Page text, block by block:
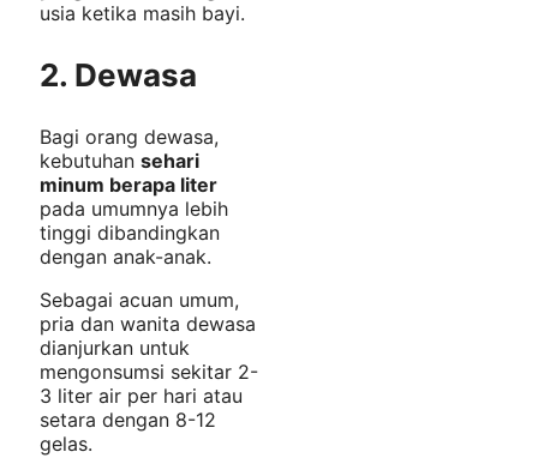
usia ketika masih bayi.
2. Dewasa
Bagi orang dewasa,
kebutuhan sehari
minum berapa liter
pada umumnya lebih
tinggi dibandingkan
dengan anak-anak.
Sebagai acuan umum,
pria dan wanita dewasa
dianjurkan untuk
mengonsumsi sekitar 2-
3 liter air per hari atau
setara dengan 8-12
gelas.